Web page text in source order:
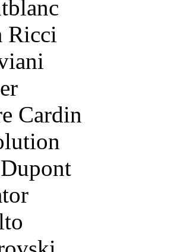
Ricci
Cardin